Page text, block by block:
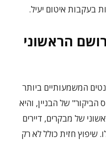
בעקבות איטום יעיל.
הראשוני
המשמעותיים ביותר
של הבניין, והיא
של מבקרים, דיירים
שיפוץ חזית כולל לא רק